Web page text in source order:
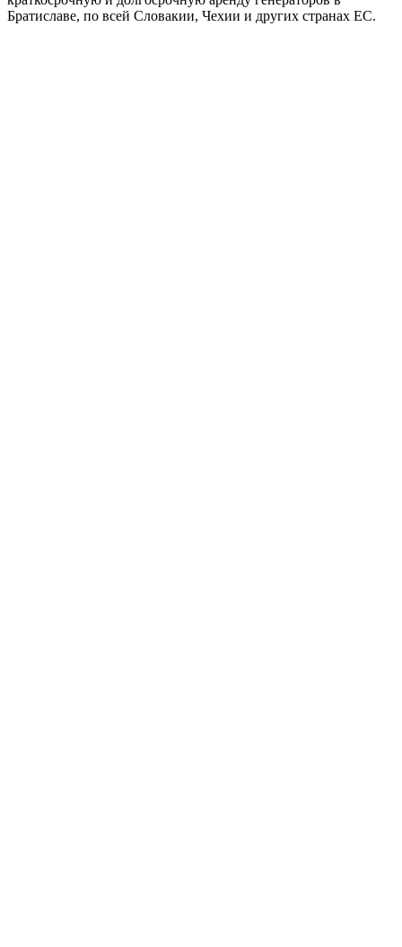
Братиславе, по всей Словакии, Чехии и других странах ЕС.